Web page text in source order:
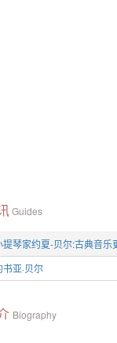
Guides
提琴家约夏-贝尔:古典音乐
书亚·贝尔
Biography